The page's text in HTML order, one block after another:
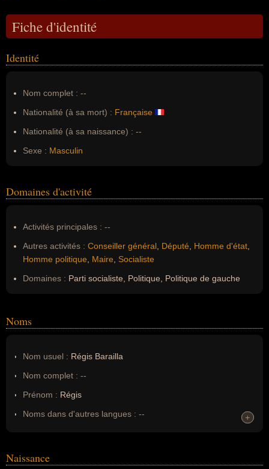
Fiche d'identité
Identité
Nom complet : --
Nationalité (à sa mort) : Française
Nationalité (à sa naissance) : --
Sexe : Masculin
Domaines d'activité
Activités principales : --
Autres activités : Conseiller général Député Homme d'état
Homme politique
Maire
Socialiste
Domaines : Parti socialiste, Politique, Politique de gauche
Noms
Nom usuel : Régis Barailla
Nom complet : --
Prénom : Régis
Noms dans d'autres langues : --
Nom de famille :Barailla
+
+
Naissance